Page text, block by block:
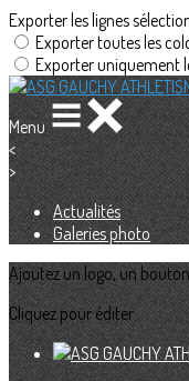
Exporter les lignes
Exporter toutes les
Exporter uniquement
Menu
<
>
Actualités
Galeries photo
Ajoutez un logo, un
Cliquez pour éditer